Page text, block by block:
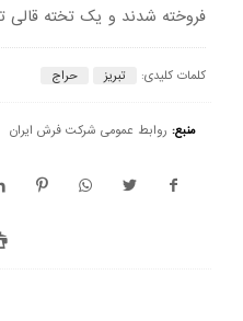
فروخته شدند و یک تخته قالی
کلمات کلیدی: تبریز حراج
منبع: روابط عمومی شرکت فرش ایران